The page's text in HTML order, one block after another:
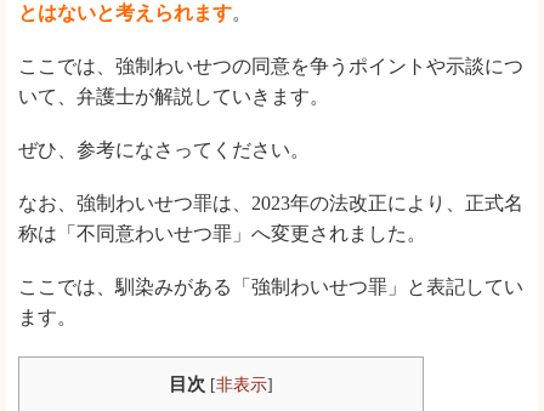
とはないと考えられます。
ここでは、強制わいせつの同意を争うポイントや示談につ
いて、弁護士が解説していきます。
ぜひ、参考になさってください。
なお、強制わいせつ罪は、2023年の法改正により、正式名
称は「不同意わいせつ罪」へ変更されました。
ここでは、馴染みがある「強制わいせつ罪」と表記してい
ます。
目次 [非表示]